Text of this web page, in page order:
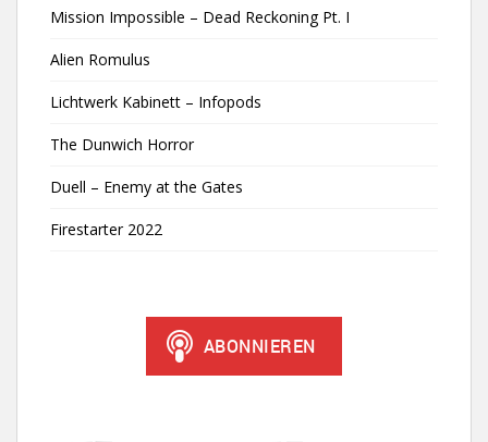
Mission Impossible – Dead Reckoning Pt. I
Alien Romulus
Lichtwerk Kabinett – Infopods
The Dunwich Horror
Duell – Enemy at the Gates
Firestarter 2022